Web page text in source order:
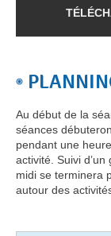
Au début de la
séances
pendant une
activité. Suivi d’un
midi se terminera
autour des